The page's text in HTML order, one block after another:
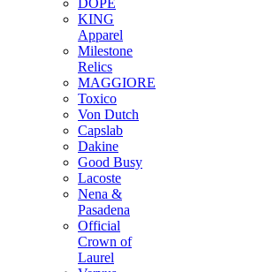
DOPE
KING
Apparel
Milestone
Relics
MAGGIORE
Toxico
Von Dutch
Capslab
Dakine
Good Busy
Lacoste
Nena &
Pasadena
Official
Crown of
Laurel